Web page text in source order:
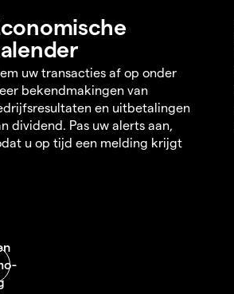
uw transacties af op onder
bekendmakingen van
en uitbetalingen
dividend. Pas uw alerts aan,
u op tijd een melding krijgt